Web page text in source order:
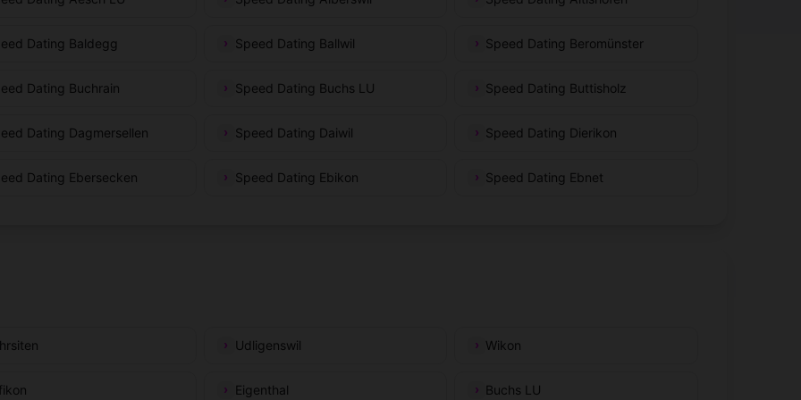
Dating Baldegg Speed Dating Ballwil Speed Dating Beromünster
Dating Buchrain Speed Dating Buchs LU Speed Dating Buttisholz
Dating Dagmersellen Speed Dating Daiwil Speed Dating Dierikon
Dating Ebersecken Speed Dating Ebikon Speed Dating Ebnet
Udligenswil Wikon
Eigenthal Buchs LU